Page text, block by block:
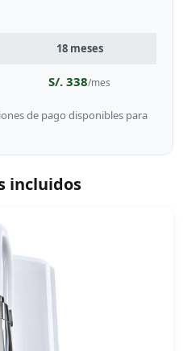
18 meses
S/. 338/mes
de pago disponibles para
incluidos